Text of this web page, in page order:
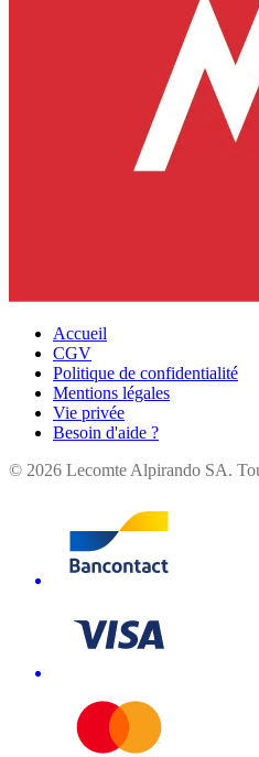
Accueil
CGV
Politique de confidentialité
Mentions légales
Vie privée
Besoin d'aide ?
© 2026 Lecomte Alpirando SA.